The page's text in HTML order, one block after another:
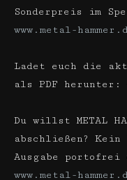
Sonderpreis im
www.metal-
Ladet euch die
als PDF herunter:
Du willst METAL
abschließen?
Ausgabe portofrei
www.metal-